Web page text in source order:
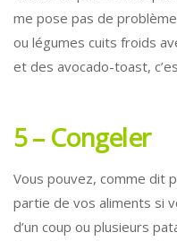
me pose pas de
ou légumes cuits froids
et des avocado-toast,
5 – Congeler
Vous pouvez, comme dit
partie de vos aliments si
d’un coup ou plusieurs